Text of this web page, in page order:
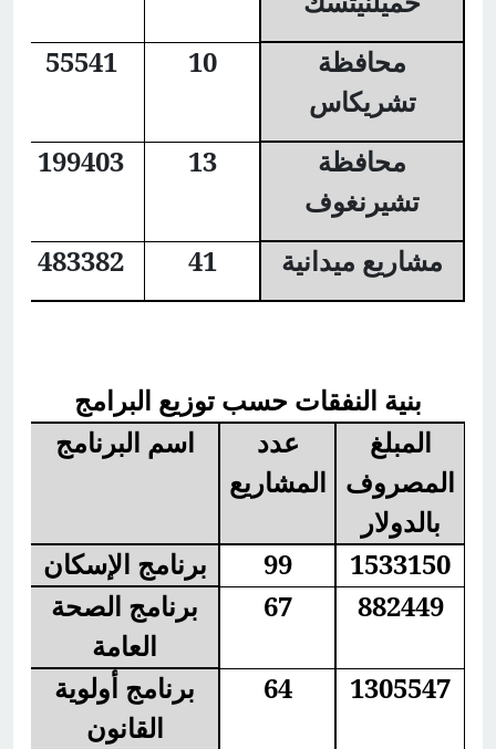
محافظة
تشريكاس
10
55541
محافظة
تشيرنغوف
13
199403
مشاريع ميدانية 41
483382
بنية النفقات حسب توزيع البرامج
المبلغ
المصروف
بالدولار
عدد
المشاريع
اسم البرنامج
1533150
99
برنامج الإسكان
882449
67
برنامج الصحة
العامة
1305547
64
برنامج أولوية
القانون